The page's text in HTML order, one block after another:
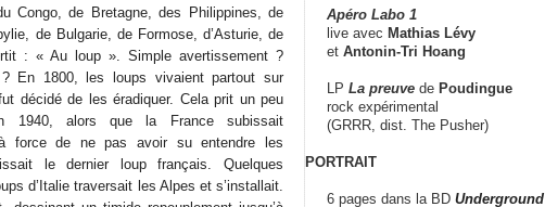
Congo, de Bretagne, des Philippines, de
de Bulgarie, de Formose, d’Asturie, de
: « Au loup ». Simple avertissement ?
? En 1800, les loups vivaient partout sur
décidé de les éradiquer. Cela prit un peu
1940, alors que la France subissait
à force de ne pas avoir su entendre les
le dernier loup français. Quelques
d’Italie traversait les Alpes et s’installait.
Apéro Labo 1
live avec Mathias Lévy
et Antonin-Tri Hoang
LP La preuve de Poudingue
rock expérimental
(GRRR, dist. The Pusher)
PORTRAIT
6 pages dans la BD Underground